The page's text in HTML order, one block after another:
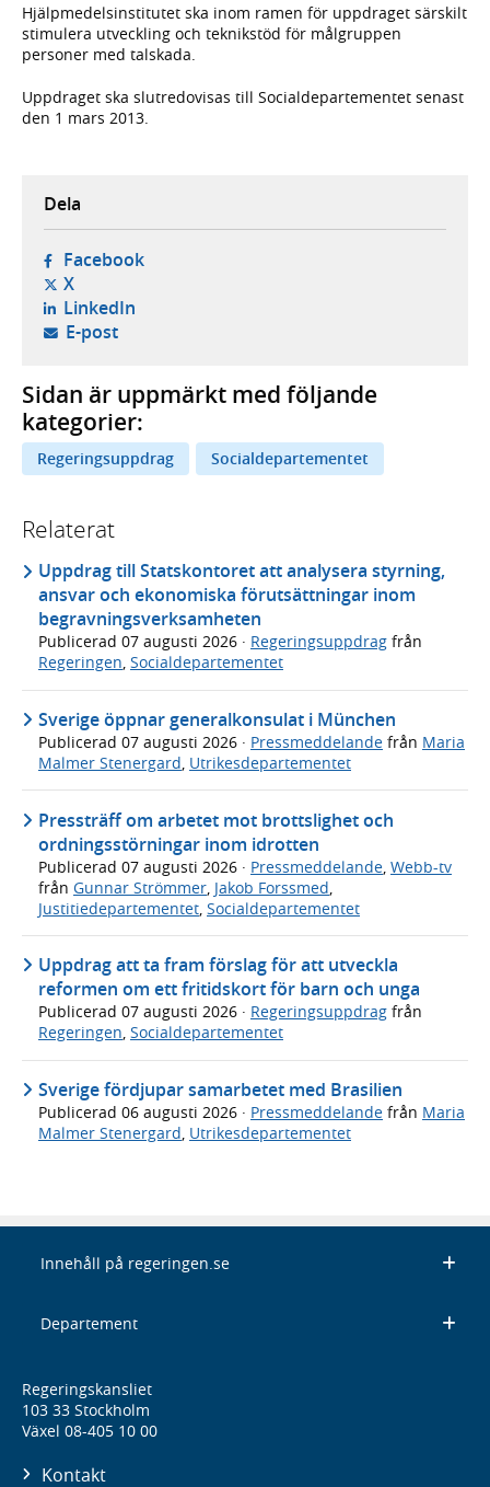
Hjälpmedelsinstitutet ska inom ramen för uppdraget särskilt
stimulera utveckling och teknikstöd för målgruppen
personer med talskada.
Uppdraget ska slutredovisas till Socialdepartementet senast
den 1 mars 2013.
Dela
Facebook- öppnas i ny flik, extern webbplats,
X- öppnas i ny flik, extern webbplats,
LinkedIn- öppnas i ny flik, extern webbplats,
E-post- öppnar din e-postklient,
Sidan är uppmärkt med följande
kategorier:
Regeringsuppdrag Socialdepartementet
Relaterat
Uppdrag till Statskontoret att analysera styrning,
ansvar och ekonomiska förutsättningar inom
begravningsverksamheten
Publicerad 07 augusti 2026 · Regeringsuppdrag från
Regeringen, Socialdepartementet
Sverige öppnar generalkonsulat i München
Publicerad 07 augusti 2026 · Pressmeddelande från Maria
Malmer Stenergard, Utrikesdepartementet
Pressträff om arbetet mot brottslighet och
ordningsstörningar inom idrotten
Publicerad 07 augusti 2026 · Pressmeddelande Webb-tv
från Gunnar Strömmer Jakob Forssmed
Justitiedepartementet Socialdepartementet
Uppdrag att ta fram förslag för att utveckla
reformen om ett fritidskort för barn och unga
Publicerad 07 augusti 2026 · Regeringsuppdrag från
Regeringen, Socialdepartementet
Sverige fördjupar samarbetet med Brasilien
Publicerad 06 augusti 2026 · Pressmeddelande från Maria
Malmer Stenergard, Utrikesdepartementet
Innehåll på regeringen.se
Departement
Regeringskansliet
103 33 Stockholm
Växel 08-405 10 00
Kontakt